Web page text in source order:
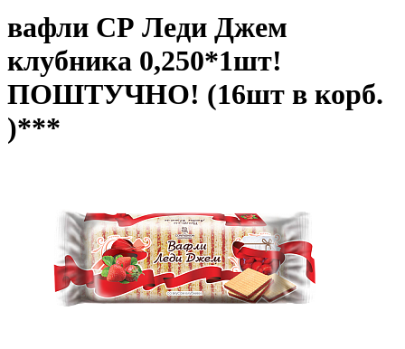
вафли СР Леди Джем
клубника 0,250*1шт!
ПОШТУЧНО! (16шт в корб.
)***